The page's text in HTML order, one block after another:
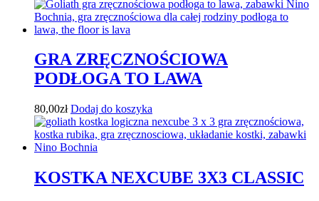
GRA ZRĘCZNOŚCIOWA
PODŁOGA TO LAWA
80,00zł Dodaj do koszyka
KOSTKA NEXCUBE 3X3 CLASSIC